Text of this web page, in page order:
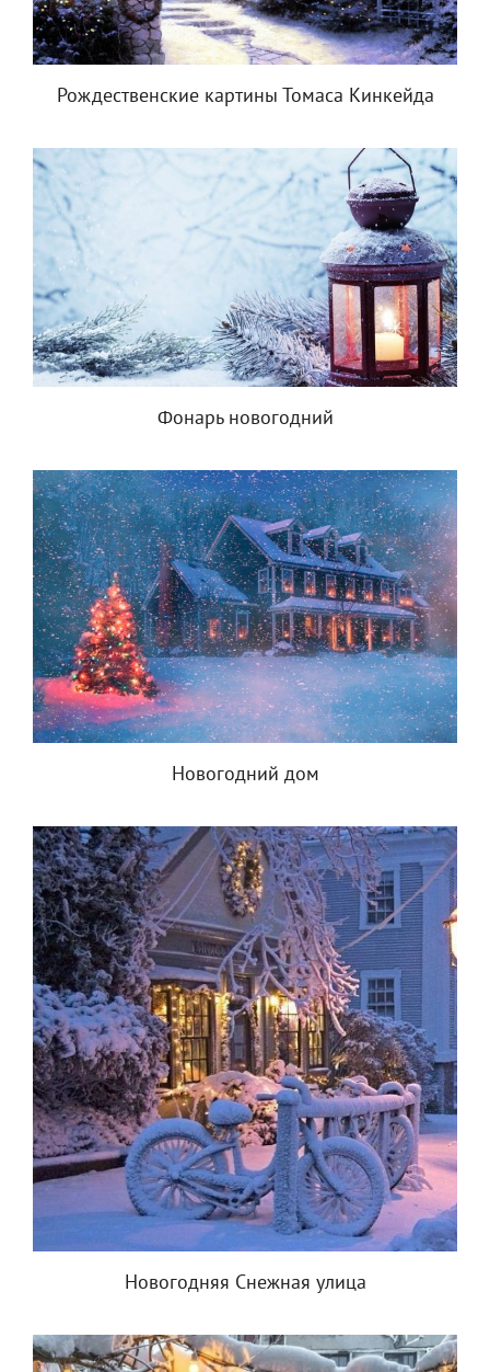
Рождественские картины Томаса Кинкейда
Фонарь новогодний
Новогодний дом
Новогодняя Снежная улица